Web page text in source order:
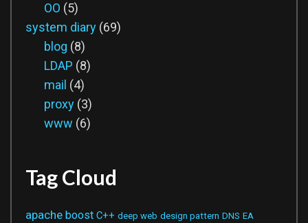
OO (5)
system diary (69)
blog (8)
LDAP (8)
mail (4)
proxy (3)
www (6)
Tag Cloud
apache boost C++ deep web design pattern DNS EA